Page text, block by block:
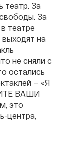
театр. За
За
театре
выходят на
не сняли с
остались
— «Я
ВАШИ
это
центра,